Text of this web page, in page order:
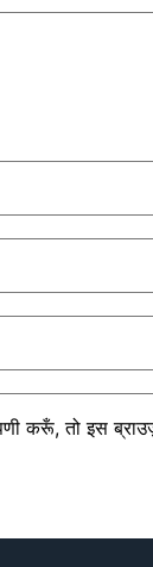
करूँ, तो इस